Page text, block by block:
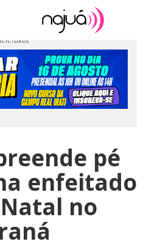
pé
enfeitado
no